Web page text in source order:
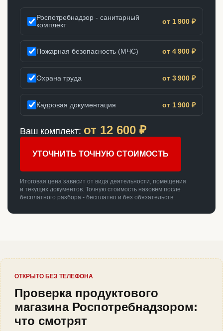
Роспотребнадзор - санитарный
комплект
от 1 900 ₽
Пожарная безопасность (МЧС) от 4 900 ₽
Охрана труда от 3 900 ₽
Кадровая документация от 1 900 ₽
Ваш комплект: от 12 600 ₽
УТОЧНИТЬ ТОЧНУЮ СТОИМОСТЬ
Итоговая цена зависит от вида деятельности, помещения
и текущих документов. Точную стоимость назовём после
бесплатного разбора - бесплатно и без обязательств.
ОТКРЫТО БЕЗ ТЕЛЕФОНА
Проверка продуктового
магазина Роспотребнадзором:
что смотрят